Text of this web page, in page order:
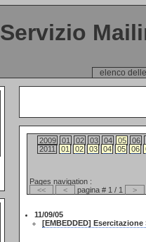
Servizio
elenco
2009 01 02 03 04 05
06
2011
01 02 03 04 05 06
Pages navigation :
<<
< pagina # 1 / 1 >
11/09/05
[EMBEDDED] Esercitazione